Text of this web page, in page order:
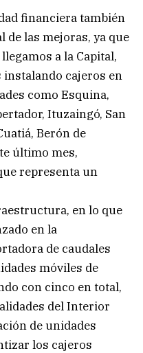
financiera también
de las mejoras, ya que
a la Capital,
cajeros en
como Esquina,
Ituzaingó, San
Berón de
último mes,
representa un
en lo que
en la
de caudales
móviles de
con cinco en total,
del Interior
de unidades
los cajeros